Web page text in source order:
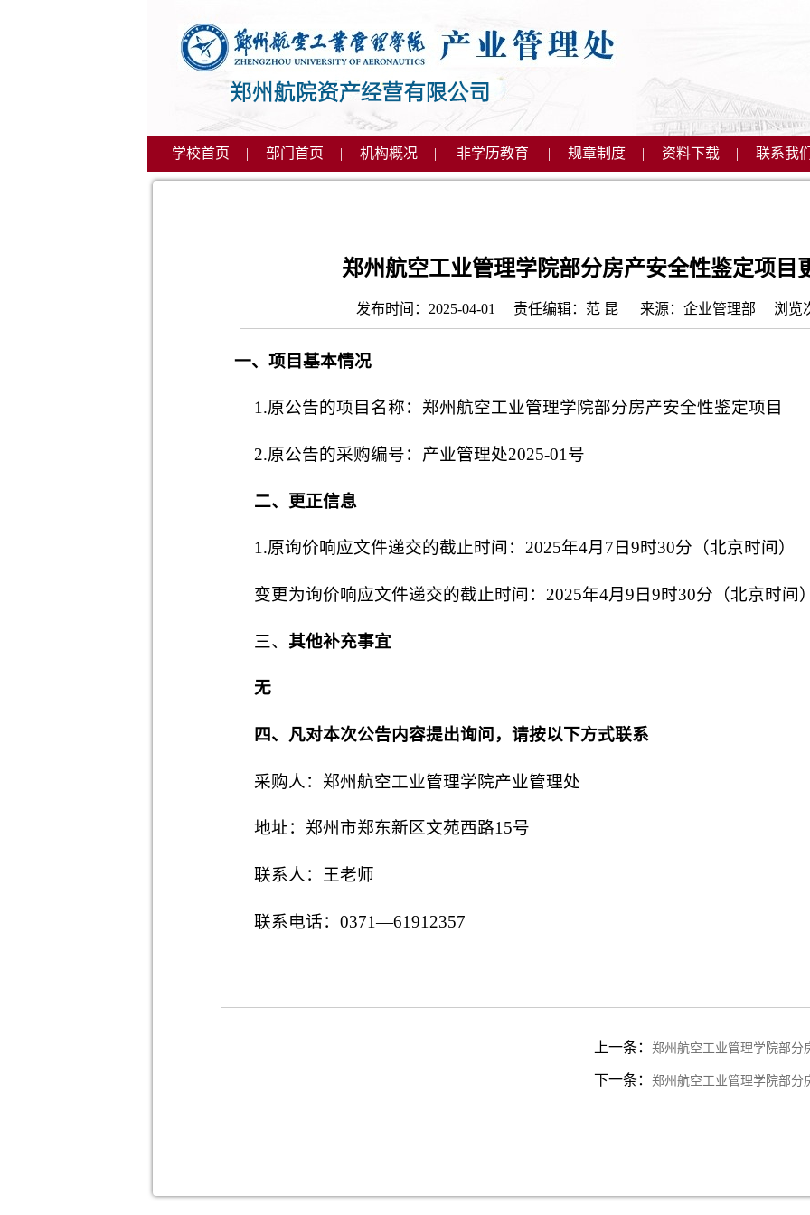
学校首页 | 部门首页 | 机构概况 | 非学历教育 | 规章制度 | 资料下载 | 联系我
郑州航空工业管理学院部分房产安全性鉴定项目
发布时间：2025-04-01 责任编辑：范 昆 来源：企业管理部 浏览
一、项目基本情况
1.原公告的项目名称：郑州航空工业管理学院部分房产安全性鉴定项目
2.原公告的采购编号：产业管理处2025-01号
二、 更正信息
1.原询价响应文件递交的截止时间：2025年4月7日9时30分（北京时间）
变更为询价响应文件递交的截止时间：2025年4月9日9时30分（北京时间
三、 其他补充事宜
无
四、凡对本次公告内容提出询问，请按以下方式联系
采购人：郑州航空工业管理学院产业管理处
地址：郑州市郑东新区文苑西路15号
联系人：王老师
联系电话：0371—61912357
上一条： 郑州航空工业管理学院部分
下一条： 郑州航空工业管理学院部分